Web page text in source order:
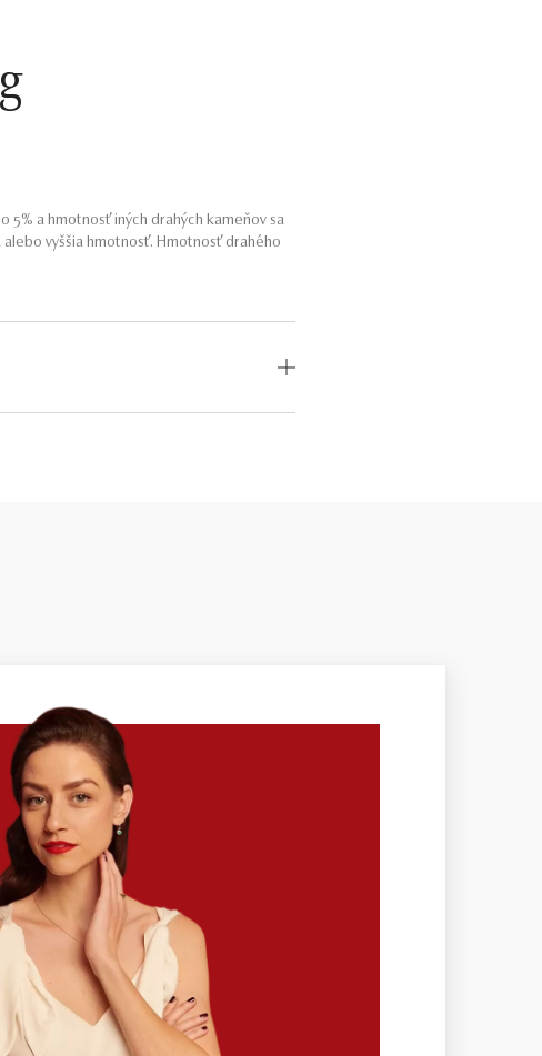
a hmotnosť iných drahých kameňov sa
vyššia hmotnosť. Hmotnosť drahého
vizuálne sú to kamene úplné odlišné, s
pomerne široké, preto sa dá do nich veľa
majú takmer rovnaké parametre ako
vizuálne úplne zaniká. Aj v bielom zlate
akýchkoľvek viditeľných kompromisov,
Medium.